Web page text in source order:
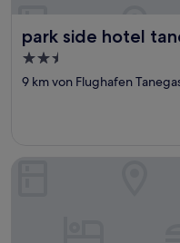
park side hotel
park side hotel
2.5-
Sterne-
9 km von Flughafen